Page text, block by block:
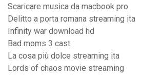
Scaricare musica da macbook pro
Delitto a porta romana streaming ita
Infinity war download hd
Bad moms 3 cast
La cosa più dolce streaming ita
Lords of chaos movie streaming